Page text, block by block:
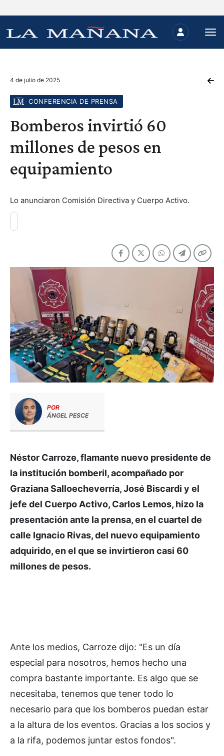
4 de julio de 2025
CONFERENCIA DE PRENSA
Bomberos invirtió 60
millones de pesos en
equipamiento
Lo anunciaron Comisión Directiva y Cuerpo Activo.
POR
ÁNGEL PESCE
Néstor Carroze, flamante nuevo presidente de
la institución bomberil, acompañado por
Graziana Salloecheverría, José Biscardi y el
jefe del Cuerpo Activo, Carlos Lemos, hizo la
presentación ante la prensa, en el cuartel de
calle Ignacio Rivas, del nuevo equipamiento
adquirido, en el que se invirtieron casi 60
millones de pesos.
Ante los medios, Carroze dijo: "Es un día
especial para nosotros, hemos hecho una
compra bastante importante. Es algo que se
necesitaba, tenemos que tener todo lo
necesario para que los bomberos puedan estar
a la altura de los eventos. Gracias a los socios y
a la rifa, podemos juntar estos fondos".